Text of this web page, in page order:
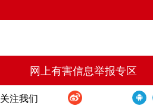
网上有害信息举报专区
关注我们